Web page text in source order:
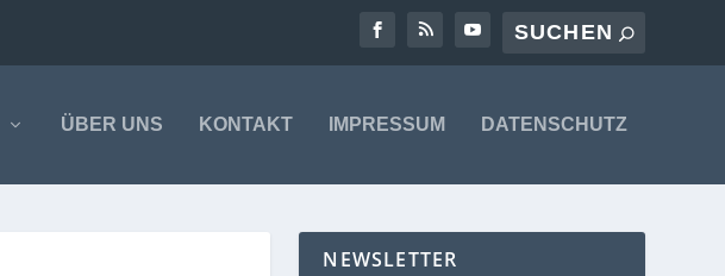
ÜBER UNS KONTAKT IMPRESSUM DATENSCHUTZ
NEWSLETTER